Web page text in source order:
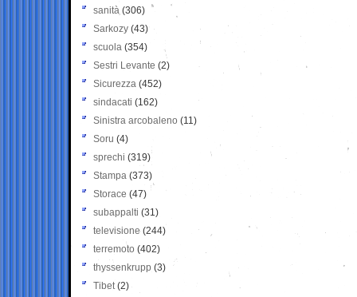
sanità (306)
Sarkozy (43)
scuola (354)
Sestri Levante (2)
Sicurezza (452)
sindacati (162)
Sinistra arcobaleno (11)
Soru (4)
sprechi (319)
Stampa (373)
Storace (47)
subappalti (31)
televisione(244)
terremoto (402)
thyssenkrupp (3)
Tibet(2)